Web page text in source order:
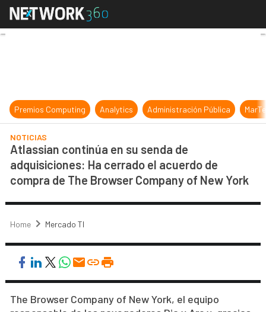
Atlassian continúa en su senda
Premios Computing Analytics Administración Pública
NOTICIAS
Atlassian continúa en su senda de
adquisiciones: Ha cerrado el acuerdo de
compra de The Browser Company of New York
Home Mercado TI
The Browser Company of New York, el equipo